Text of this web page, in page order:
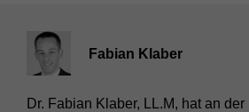
Fabian Klaber
Dr. Fabian Klaber, LL.M, hat an der